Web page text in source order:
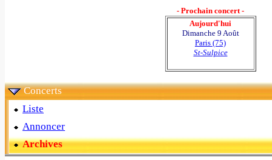
- Prochain concert -
Aujourd'hui
Dimanche 9 Août
Paris (75)
St-Sulpice
Concerts
Liste
Annoncer
Archives